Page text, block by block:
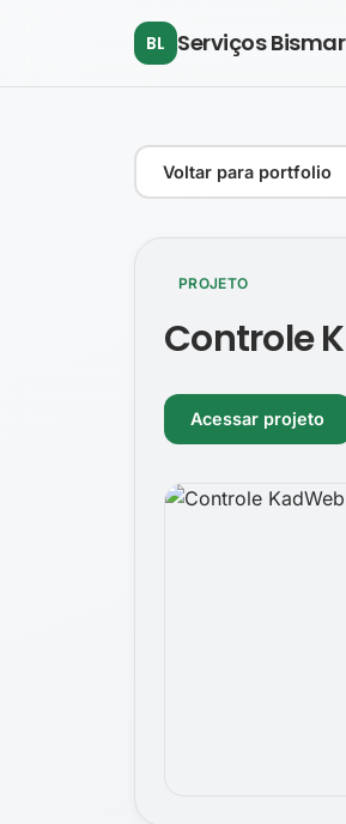
BL Serviços
Voltar para portfolio
PROJETO
Controle
Acessar projeto